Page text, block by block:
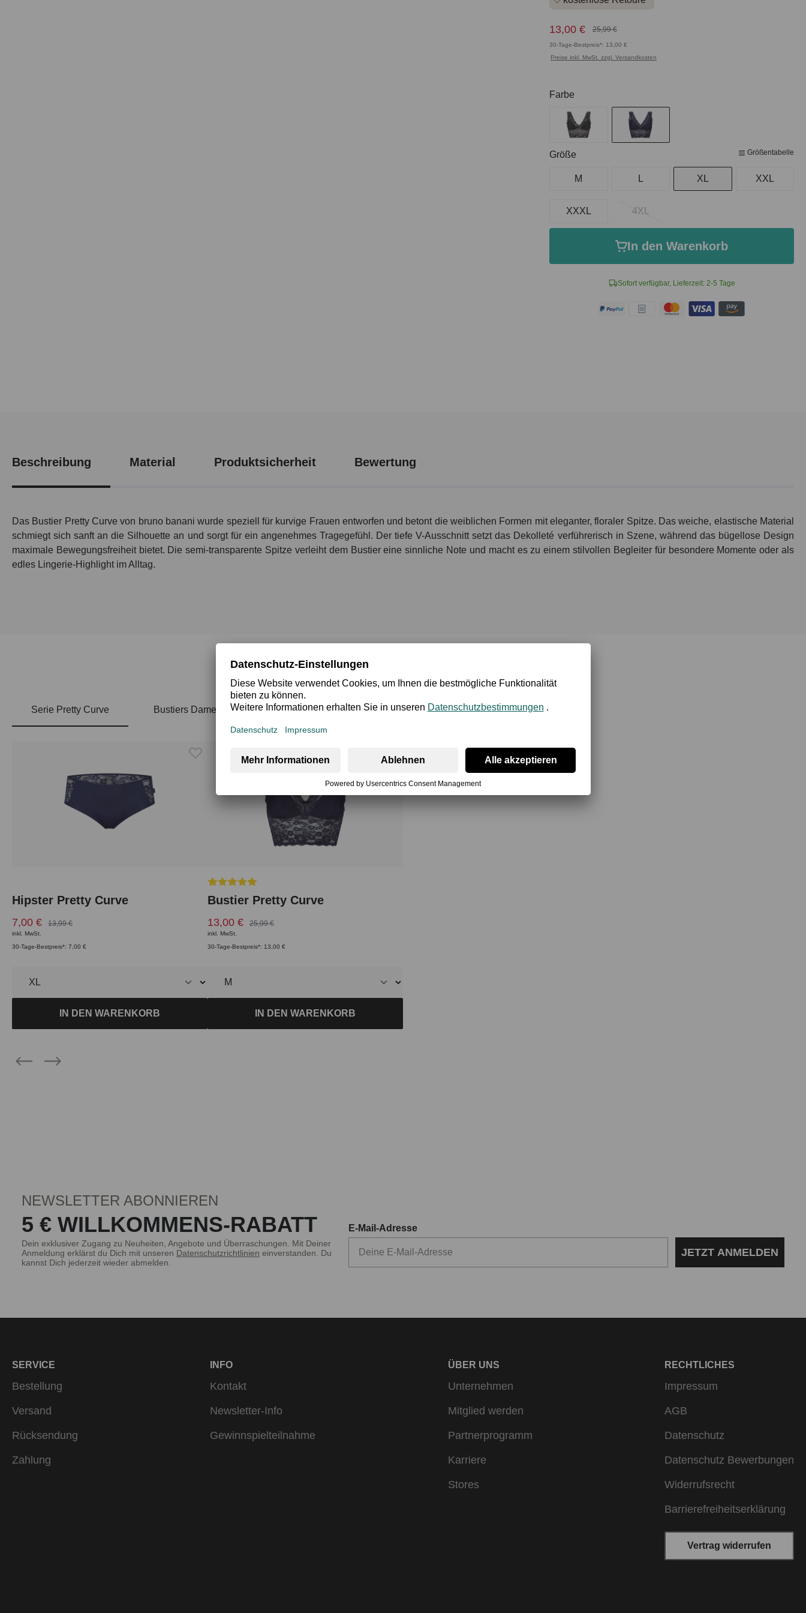
13,00 € 25,99 €
30-Tage-Bestpreis*: 13,00 €
Preise inkl. MwSt. zzgl. Versandkosten
Sofort verfügbar, Lieferzeit: 2-5 Tage
Farbe
Größe Größentabelle
M L XL XXL
XXXL 4XL
In den Warenkorb
Beschreibung Material Produktsicherheit Bewertung
Das Bustier Pretty Curve von bruno banani wurde speziell für kurvige Frauen entworfen und betont die weiblichen Formen mit eleganter, floraler Spitze. Das weiche, elastische Material
schmiegt sich sanft an die Silhouette an und sorgt für ein angenehmes Tragegefühl. Der tiefe V-Ausschnitt setzt das Dekolleté verführerisch in Szene, während das bügellose Design
maximale Bewegungsfreiheit bietet. Die semi-transparente Spitze verleiht dem Bustier eine sinnliche Note und macht es zu einem stilvollen Begleiter für besondere Momente oder als
edles Lingerie-Highlight im Alltag.
Serie Pretty Curve Bustiers Damen
Hipster Pretty Curve
7,00 € 13,99 €
inkl. MwSt.
30-Tage-Bestpreis*: 7,00 €
IN DEN WARENKORB
Top Rated
Durchschnittliche Bewertung von 5 von 5 Sternen
Bustier Pretty Curve
13,00 € 25,99 €
inkl. MwSt.
30-Tage-Bestpreis*: 13,00 €
IN DEN WARENKORB
NEWSLETTER ABONNIEREN
5 € WILLKOMMENS-RABATT
Dein exklusiver Zugang zu Neuheiten, Angebote und Überraschungen. Mit Deiner
Anmeldung erklärst du Dich mit unseren Datenschutzrichtlinien einverstanden. Du
kannst Dich jederzeit wieder abmelden.
E-Mail-Adresse
JETZT ANMELDEN
SERVICE
Bestellung
Versand
Rücksendung
Zahlung
INFO
Kontakt
Newsletter-Info
Gewinnspielteilnahme
ÜBER UNS
Unternehmen
Mitglied werden
Partnerprogramm
Karriere
Stores
RECHTLICHES
Impressum
AGB
Datenschutz
Datenschutz Bewerbungen
Widerrufsrecht
Barrierefreiheitserklärung
Vertrag widerrufen